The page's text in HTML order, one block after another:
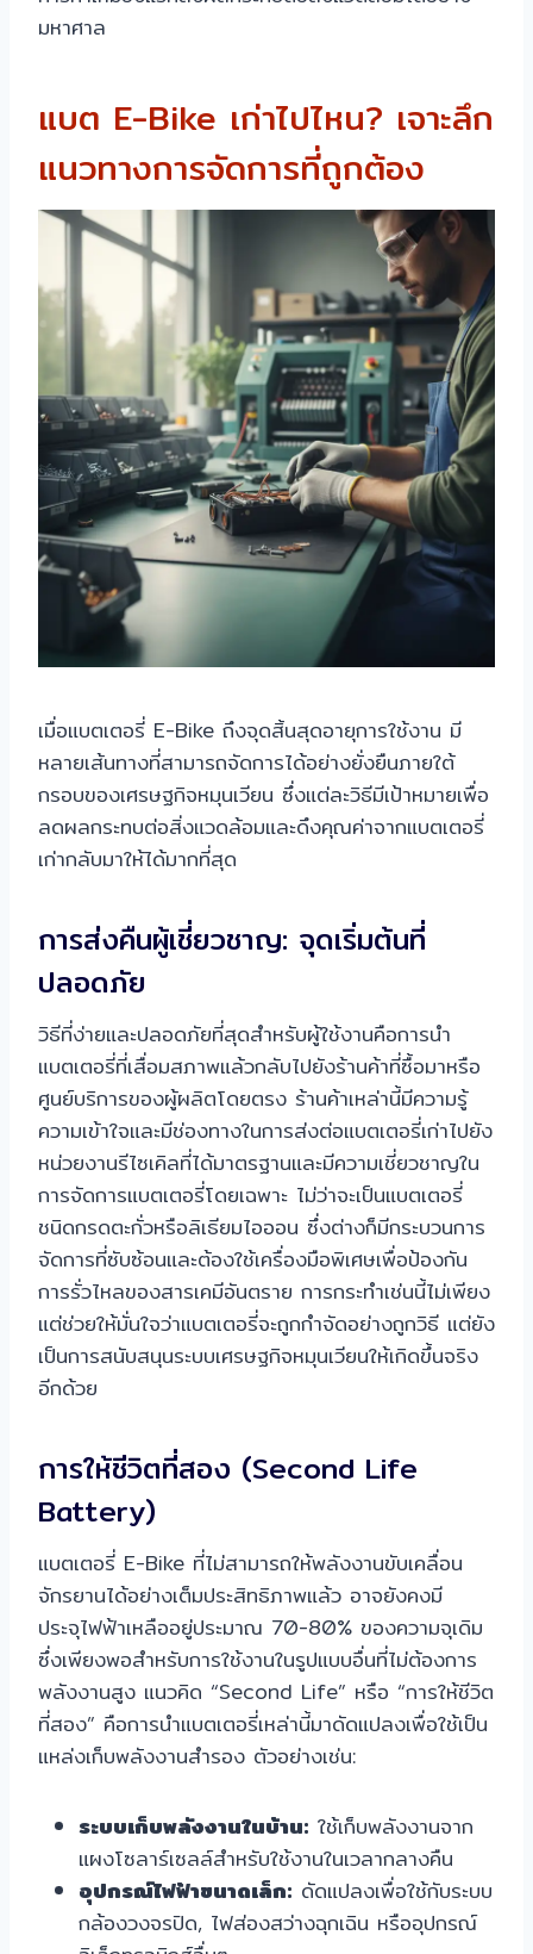
มหาศาล
แบต E-Bike เก่าไปไหน? เจาะลึก
แนวทางการจัดการที่ถูกต้อง
เมื่อแบตเตอรี่ E-Bike ถึงจุดสิ้นสุดอายุการใช้งาน มี
หลายเส้นทางที่สามารถจัดการได้อย่างยั่งยืนภายใต้
กรอบของเศรษฐกิจหมุนเวียน ซึ่งแต่ละวิธีมีเป้าหมายเพื่อ
ลดผลกระทบต่อสิ่งแวดล้อมและดึงคุณค่าจากแบตเตอรี่
เก่ากลับมาให้ได้มากที่สุด
การส่งคืนผู้เชี่ยวชาญ: จุดเริ่มต้นที่
ปลอดภัย
วิธีที่ง่ายและปลอดภัยที่สุดสำหรับผู้ใช้งานคือการนำ
แบตเตอรี่ที่เสื่อมสภาพแล้วกลับไปยังร้านค้าที่ซื้อมาหรือ
ศูนย์บริการของผู้ผลิตโดยตรง ร้านค้าเหล่านี้มีความรู้
ความเข้าใจและมีช่องทางในการส่งต่อแบตเตอรี่เก่าไปยัง
หน่วยงานรีไซเคิลที่ได้มาตรฐานและมีความเชี่ยวชาญใน
การจัดการแบตเตอรี่โดยเฉพาะ ไม่ว่าจะเป็นแบตเตอรี่
ชนิดกรดตะกั่วหรือลิเธียมไอออน ซึ่งต่างก็มีกระบวนการ
จัดการที่ซับซ้อนและต้องใช้เครื่องมือพิเศษเพื่อป้องกัน
การรั่วไหลของสารเคมีอันตราย การกระทำเช่นนี้ไม่เพียง
แต่ช่วยให้มั่นใจว่าแบตเตอรี่จะถูกกำจัดอย่างถูกวิธี แต่ยัง
เป็นการสนับสนุนระบบเศรษฐกิจหมุนเวียนให้เกิดขึ้นจริง
อีกด้วย
การให้ชีวิตที่สอง (Second Life
Battery)
แบตเตอรี่ E-Bike ที่ไม่สามารถให้พลังงานขับเคลื่อน
จักรยานได้อย่างเต็มประสิทธิภาพแล้ว อาจยังคงมี
ประจุไฟฟ้าเหลืออยู่ประมาณ 70-80% ของความจุเดิม
ซึ่งเพียงพอสำหรับการใช้งานในรูปแบบอื่นที่ไม่ต้องการ
พลังงานสูง แนวคิด “Second Life” หรือ “การให้ชีวิต
ที่สอง” คือการนำแบตเตอรี่เหล่านี้มาดัดแปลงเพื่อใช้เป็น
แหล่งเก็บพลังงานสำรอง ตัวอย่างเช่น:
ระบบเก็บพลังงานในบ้าน: ใช้เก็บพลังงานจาก
แผงโซลาร์เซลล์สำหรับใช้งานในเวลากลางคืน
อุปกรณ์ไฟฟ้าขนาดเล็ก: ดัดแปลงเพื่อใช้กับระบบ
กล้องวงจรปิด, ไฟส่องสว่างฉุกเฉิน หรืออุปกรณ์